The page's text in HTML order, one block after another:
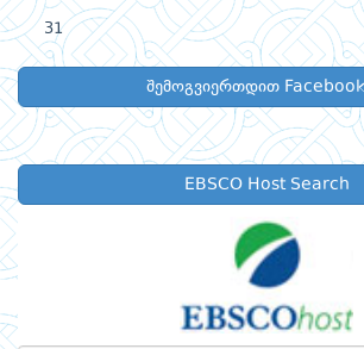
31
შემოგვიერთდით
EBSCO Host Search